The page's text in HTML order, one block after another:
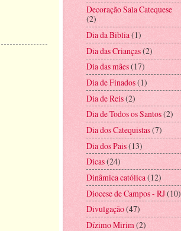
Decoração Sala Catequese
(2)
Dia da Biblia(1)
Dia das Crianças(2)
Dia das mães(17)
Dia de Finados(1)
Dia de Reis(2)
Dia de Todos os Santos(2)
Dia dos Catequistas(7)
Dia dos Pais(13)
Dicas(24)
Dinâmica católica(12)
Diocese de Campos - RJ(10)
Divulgação(47)
Dízimo Mirim(2)